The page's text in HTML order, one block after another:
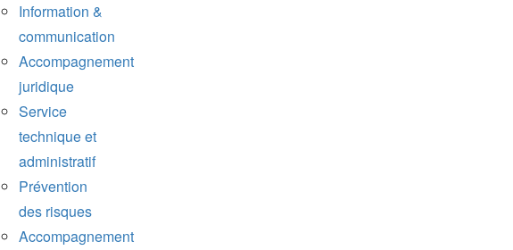
Information &
communication
Accompagnement
juridique
Service
technique et
administratif
Prévention
des risques
Accompagnement